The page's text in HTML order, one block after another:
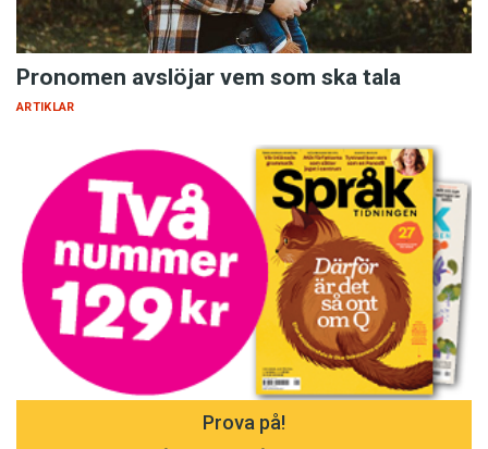
Pronomen avslöjar vem som ska tala
ARTIKLAR
Prova på!